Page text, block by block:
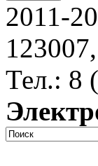
2011-
Тел.: 8